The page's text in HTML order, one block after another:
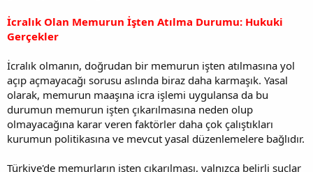
İcralık Olan Memurun İşten Atılma Durumu: Hukuki
Gerçekler
İcralık olmanın, doğrudan bir memurun işten atılmasına yol
açıp açmayacağı sorusu aslında biraz daha karmaşık. Yasal
olarak, memurun maaşına icra işlemi uygulansa da bu
durumun memurun işten çıkarılmasına neden olup
olmayacağına karar veren faktörler daha çok çalıştıkları
kurumun politikasına ve mevcut yasal düzenlemelere bağlıdır.
Türkiye'de memurların işten çıkarılması, yalnızca belirli suçlar